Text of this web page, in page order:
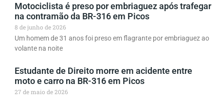
Motociclista é preso por embriaguez após trafegar
na contramão da BR-316 em Picos
8 de junho de 2026
Um homem de 31 anos foi preso em flagrante por embriaguez ao
volante na noite
Estudante de Direito morre em acidente entre
moto e carro na BR-316 em Picos
27 de maio de 2026